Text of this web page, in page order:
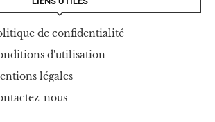
de confidentialité
d'utilisation
légales
nous